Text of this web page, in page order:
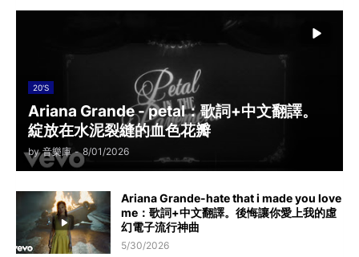
20'S
Ariana Grande - petal：歌詞+中文翻譯。
綻放在水泥裂縫的血色花瓣
by 音樂庫 - 8/01/2026
Ariana Grande-hate that i made you love
me：歌詞+中文翻譯。後悔讓你愛上我的虛
幻電子流行神曲
5/30/2026